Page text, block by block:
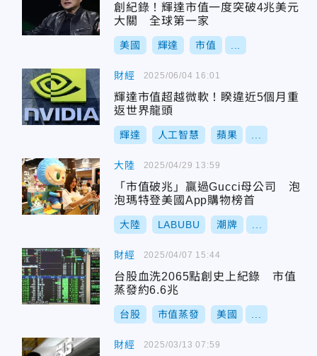
創紀錄！輝達市值一度突破4兆美元
大關 全球第一家
美國 輝達 市值
財經
輝達市值超越微軟！睽違近5個月重
返世界龍頭
輝達 人工智慧 蘋果
2025/06/04 16:01
大陸
「市值破兆」贏過Gucci母公司 泡
泡瑪特登美國App購物榜首
大陸 LABUBU 潮牌
2025/04/29 13:59
財經
台股血洗2065點創史上紀錄 市值
蒸發約6.6兆
台股 市值蒸發 美國
2025/04/07 15:44
財經 2025/03/13 07:59